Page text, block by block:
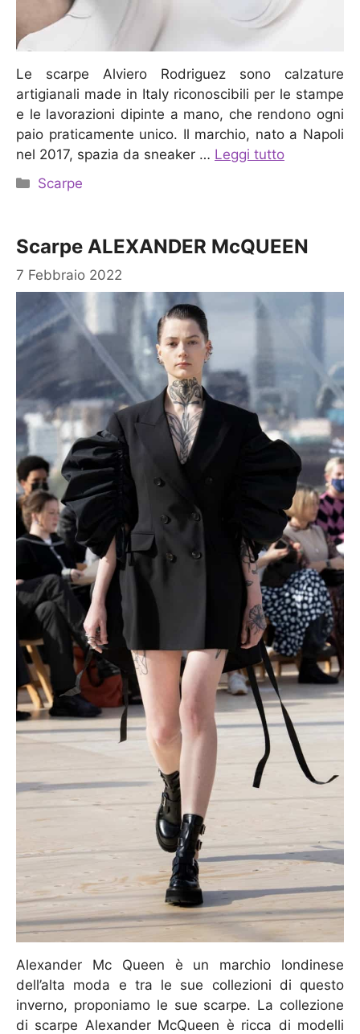
Le scarpe Alviero Rodriguez sono calzature
artigianali made in Italy riconoscibili per le stampe
e le lavorazioni dipinte a mano, che rendono ogni
paio praticamente unico. Il marchio, nato a Napoli
nel 2017, spazia da sneaker … Leggi tutto
Categorie
Scarpe
Scarpe ALEXANDER McQUEEN
7 Febbraio 2022
Alexander Mc Queen è un marchio londinese
dell’alta moda e tra le sue collezioni di questo
inverno, proponiamo le sue scarpe. La collezione
di scarpe Alexander McQueen è ricca di modelli